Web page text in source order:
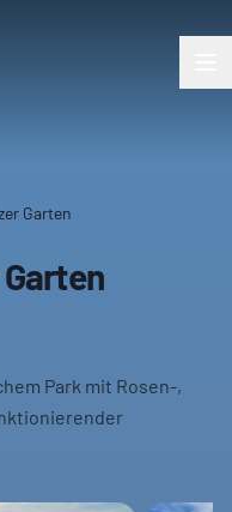
Garten
Park mit Rosen-,